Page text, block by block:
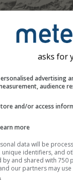
Your
(cookies,
accessed
site. We